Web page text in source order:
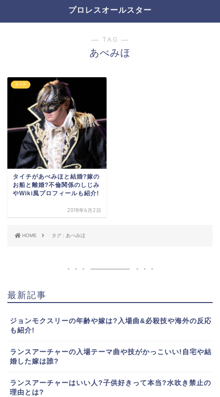
プロレスオールスター
― TAG ―
あべみほ
タイチ
タイチがあべみほと結婚?嫁の
お船と離婚?不倫関係のしじみ
やWiki風プロフィールも紹介!
2018年6月2日
HOME タグ : あべみほ
最新記事
ジョンモクスリーの年齢や嫁は?入場曲&必殺技や海外の反応
も紹介!
ランスアーチャーの入場テーマ曲や技がかっこいい!自宅や結
婚した嫁は誰?
ランスアーチャーはいい人?子供好きって本当?水吹き禁止の
理由とは?